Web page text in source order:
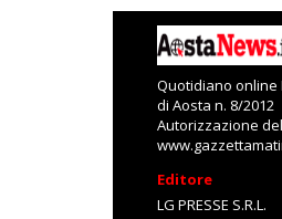
Quotidiano online
di Aosta n. 8/2012
Autorizzazione
Editore
LG PRESSE S.R.L.